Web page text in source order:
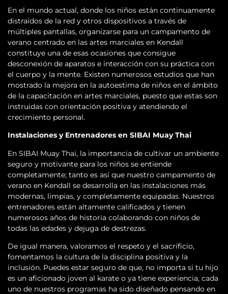
En el mundo actual, donde los niños están continuamente
distraídos de la red y otros dispositivos a través de
múltiples pantallas, organizarse para un campamento de
verano centrado en las artes marciales en Kendall
constituye una de esas ocasiones que consigue
desconexión de aparatos e interacción con su práctica con
el cuerpo y la mente. Existen numerosos estudios que han
mostrado la mejora en la autoestima de niños en el ámbito
de la capacitación en artes marciales, puesto que estas son
instruidas con orientación positiva y atendiendo el
crecimiento personal.
Instalaciones y Entrenadores en SIBAI Muay Thai
En SIBAI Muay Thai, la importancia de cultivar un ambiente
seguro y motivante para los niños se entiende
completamente; tanto es así que nuestro campamento de
verano en Kendall se desarrolla en las instalaciones más
modernas, limpias, y completamente equipadas. Nuestros
entrenadores están altamente calificados y tienen
numerosos años de historia colaborando con niños de
todas las edades y dejuga de destrezas.
De igual manera, valoramos el respeto y el sacrificio,
fomentamos la cultura de la disciplina positiva y la
inclusión. Puedes estar seguro de que, no importa si tu hijo
es un aficionado joven al karate o ya tiene experiencia, cada
uno de nuestros programas ha sido diseñado pensando en